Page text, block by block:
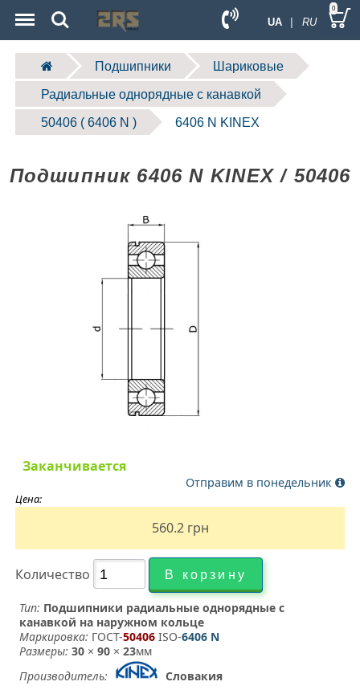
UA | RU
Search 0
Подшипники Шариковые
Радиальные однорядные c канавкой
50406 ( 6406 N ) 6406 N KINEX
Подшипник 6406 N KINEX / 50406
Заканчивается
Отправим в понедельник
Цена:
560.2грн
Количество
Тип: Подшипники радиальные однорядные с
канавкой на наружном кольце
Маркировка: ГОСТ-50406 ­ ISO-6406 N
Размеры: 30 ×90 ×23мм
Производитель:
Словакия